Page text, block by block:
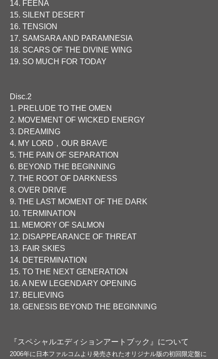
14. FEENA
15. SILENT DESERT
16. TENSION
17. SAMSARA AND PARAMNESIA
18. SCARS OF THE DIVINE WING
19. SO MUCH FOR TODAY
Disc.2
1. PRELUDE TO THE OMEN
2. MOVEMENT OF WICKED ENERGY
3. DREAMING
4. MY LORD，OUR BRAVE
5. THE PAIN OF SEPARATION
6. BEYOND THE BEGINNING
7. THE ROOT OF DARKNESS
8. OVER DRIVE
9. THE LAST MOMENT OF THE DARK
10. TERMINATION
11. MEMORY OF SALMON
12. DISAPPEARANCE OF THREAT
13. FAIR SKIES
14. DETERMINATION
15. TO THE NEXT GENERATION
16. A NEW LEGENDARY OPENING
17. BELIEVING
18. GENESIS BEYOND THE BEGINNING
『スペシャルエディションアートブック』について
2006年に日本ファルコムより発売されたオリジナル版の初回限定盤に